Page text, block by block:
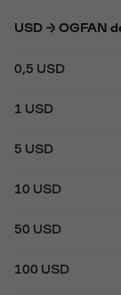
USD → OGFAN
0,5 USD
1 USD
5 USD
10 USD
50 USD
100 USD